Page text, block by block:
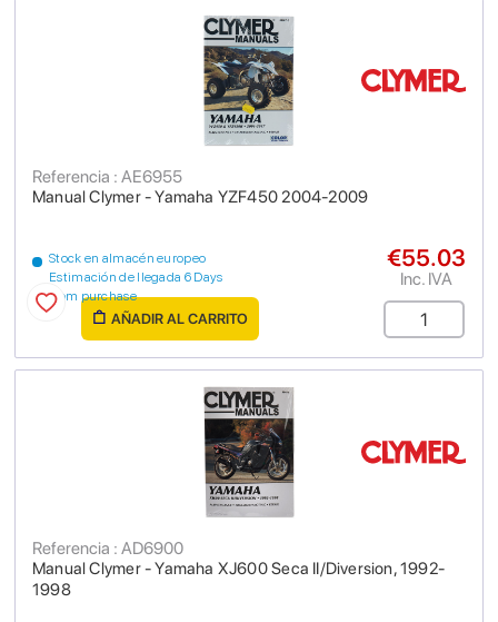
Manual Clymer - Yamaha YZF450 2004-2009
Referencia : AE6955
Stock en almacén europeo
Estimación de llegada 6 Days
from purchase
€55.03
Inc. IVA
AÑADIR AL CARRITO
Manual Clymer - Yamaha XJ600 Seca II/Diversion, 1992-
1998
Referencia : AD6900